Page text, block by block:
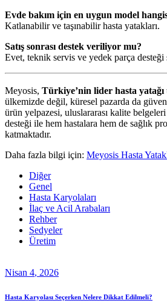
Evde bakım için en uygun model
Katlanabilir ve taşınabilir hasta yatakları.
Satış sonrası destek veriliyor mu?
Evet, teknik servis ve yedek parça desteği
Meyosis, Türkiye’nin lider hasta yatağı
ülkemizde değil, küresel pazarda da
ürün yelpazesi, uluslararası kalite belgeleri
desteği ile hem hastalara hem de sağlık
katmaktadır.
Daha fazla bilgi için: Meyosis Hasta
Diğer
Genel
Hasta Karyolaları
İlaç ve Acil Arabaları
Rehber
Sedyeler
Üretim
Nisan 4, 2026
Hasta Karyolası Seçerken Nelere Dikkat Edilmeli?